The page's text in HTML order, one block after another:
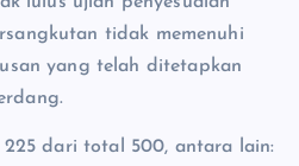
tidak memenuhi
yang telah ditetapkan
dari total 500, antara lain: